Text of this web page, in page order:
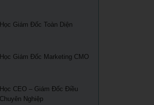
lý & phát triển kênh phân phối dành cho
lý và phát triển cửa hàng của doanh
thương lượng
bán hàng hiệu quả
– Ts. Lê Thẩm Dương
vấn tuyển dụng tại Tphcm
thủy vào xây dựng thương hiệu
– Nghệ thuật ăn uống cân bằng âm
Giám Đốc Toàn Diện
Giám Đốc Marketing CMO
CEO – Giám Đốc Điều
Nghiệp